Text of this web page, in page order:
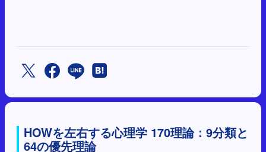
HOWを左右する心理学 170理論：9分類と
64の優先理論